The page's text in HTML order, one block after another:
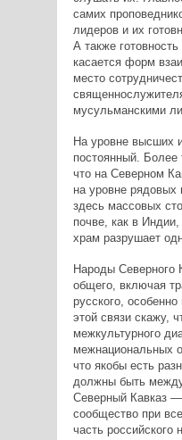
самих
лидеров и их
А также
касается форм
место
мусульманскими
На уровне высших
постоянный. Более
что на Северном
на уровне
здесь массовых
почве, как в
храм разрушает
Народы Северного
общего, включая
русского,
этой связи скажу,
межкультурного
межнациональных
что якобы есть
должны быть
Северный Кавказ
сообщество при
часть российского